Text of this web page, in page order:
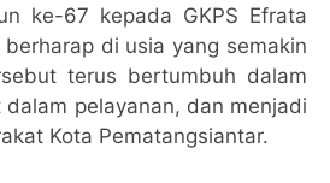
ke-67 kepada GKPS Efrata
berharap di usia yang semakin
terus bertumbuh dalam
dalam pelayanan, dan menjadi
Kota Pematangsiantar.